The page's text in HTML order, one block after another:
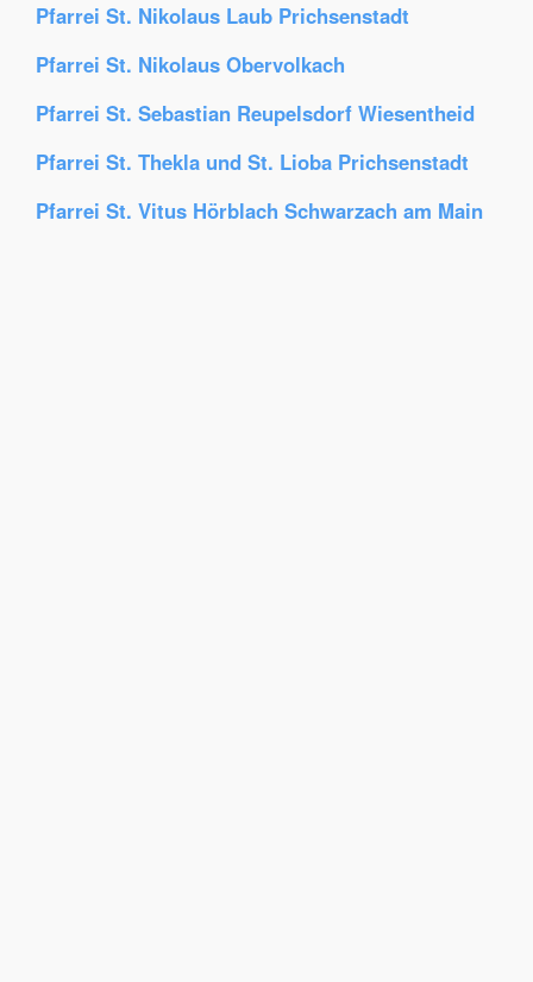
Pfarrei St. Nikolaus Laub Prichsenstadt
Pfarrei St. Nikolaus Obervolkach
Pfarrei St. Sebastian Reupelsdorf Wiesentheid
Pfarrei St. Thekla und St. Lioba Prichsenstadt
Pfarrei St. Vitus Hörblach Schwarzach am Main